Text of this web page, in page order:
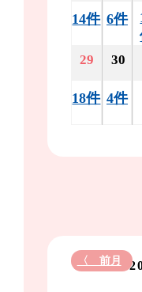
14件 6件
29
18件
30
4件
〈 前月